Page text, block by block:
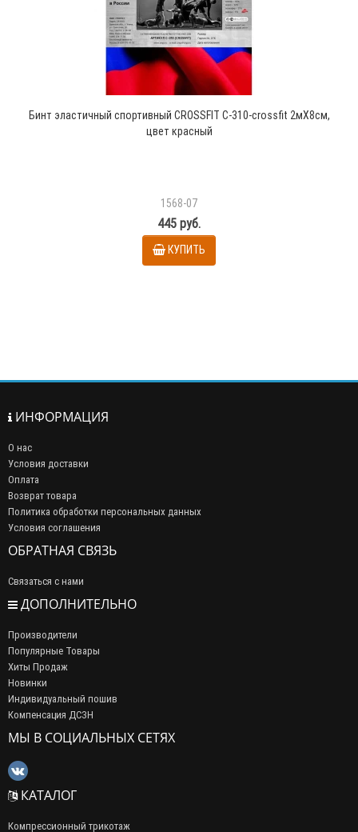
Бинт эластичный спортивный CROSSFIT C-310-crossfit 2мХ8см,
цвет красный
1568-07
445 руб.
КУПИТЬ
ИНФОРМАЦИЯ
О нас
Условия доставки
Оплата
Возврат товара
Политика обработки персональных данных
Условия соглашения
ОБРАТНАЯ СВЯЗЬ
Связаться с нами
ДОПОЛНИТЕЛЬНО
Производители
Популярные Товары
Хиты Продаж
Новинки
Индивидуальный пошив
Компенсация ДСЗН
МЫ В СОЦИАЛЬНЫХ СЕТЯХ
КАТАЛОГ
Компрессионный трикотаж